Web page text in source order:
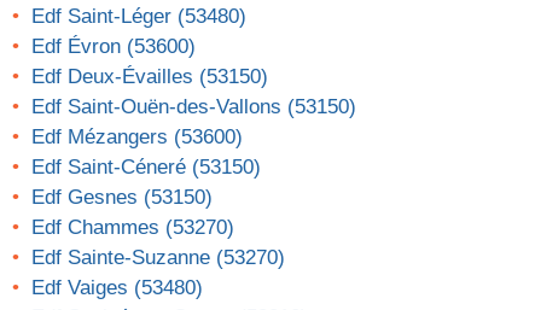
Edf Saint-Léger (53480)
Edf Évron (53600)
Edf Deux-Évailles (53150)
Edf Saint-Ouën-des-Vallons (53150)
Edf Mézangers (53600)
Edf Saint-Céneré (53150)
Edf Gesnes (53150)
Edf Chammes (53270)
Edf Sainte-Suzanne (53270)
Edf Vaiges (53480)